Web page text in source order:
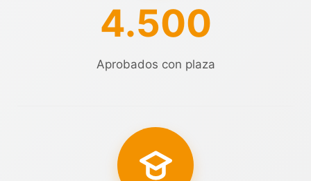
4.500
Aprobados con plaza